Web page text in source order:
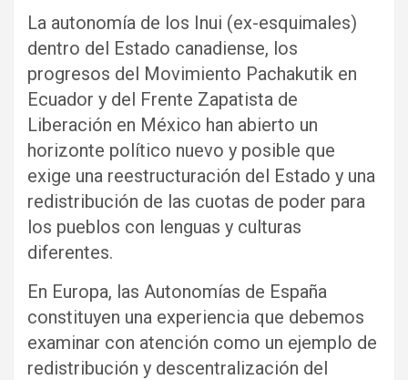
La autonomía de los Inui (ex-esquimales)
dentro del Estado canadiense, los
progresos del Movimiento Pachakutik en
Ecuador y del Frente Zapatista de
Liberación en México han abierto un
horizonte político nuevo y posible que
exige una reestructuración del Estado y una
redistribución de las cuotas de poder para
los pueblos con lenguas y culturas
diferentes.
En Europa, las Autonomías de España
constituyen una experiencia que debemos
examinar con atención como un ejemplo de
redistribución y descentralización del